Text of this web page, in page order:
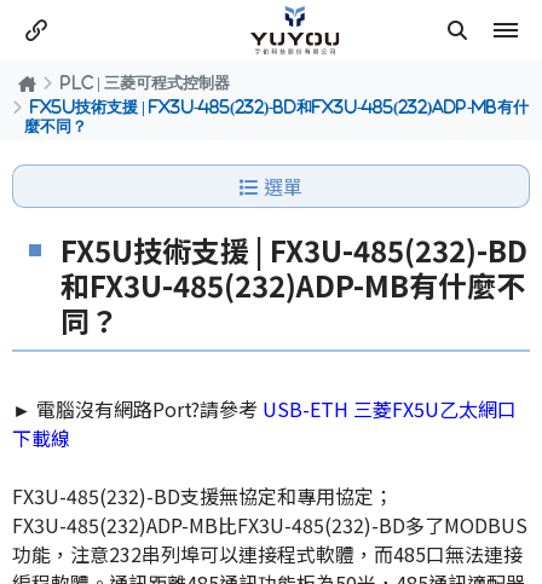
PLC | 三菱可程式控制器
FX5U技術支援 | FX3U-485(232)-BD和FX3U-485(232)ADP-MB有什
麼不同？
選單
FX5U技術支援 | FX3U-485(232)-BD
和FX3U-485(232)ADP-MB有什麼不
同？
► 電腦沒有網路Port?請參考 USB-ETH 三菱FX5U乙太網口
下載線
FX3U-485(232)-BD支援無協定和專用協定；
FX3U-485(232)ADP-MB比FX3U-485(232)-BD多了MODBUS
功能，注意232串列埠可以連接程式軟體，而485口無法連接